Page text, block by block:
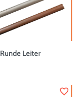
Runde Leiter
favorite_border